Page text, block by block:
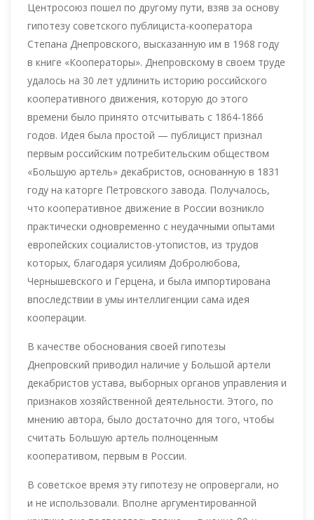
Центросоюз пошел по другому пути, взяв за основу
гипотезу советского публициста-кооператора
Степана Днепровского, высказанную им в 1968 году
в книге «Кооператоры». Днепровскому в своем труде
удалось на 30 лет удлинить историю российского
кооперативного движения, которую до этого
времени было принято отсчитывать с 1864-1866
годов. Идея была простой — публицист признал
первым российским потребительским обществом
«Большую артель» декабристов, основанную в 1831
году на каторге Петровского завода. Получалось,
что кооперативное движение в России возникло
практически одновременно с неудачными опытами
европейских социалистов-утопистов, из трудов
которых, благодаря усилиям Добролюбова,
Чернышевского и Герцена, и была импортирована
впоследствии в умы интеллигенции сама идея
кооперации.
В качестве обоснования своей гипотезы
Днепровский приводил наличие у Большой артели
декабристов устава, выборных органов управления и
признаков хозяйственной деятельности. Этого, по
мнению автора, было достаточно для того, чтобы
считать Большую артель полноценным
кооперативом, первым в России.
В советское время эту гипотезу не опровергали, но
и не использовали. Вполне аргументированной